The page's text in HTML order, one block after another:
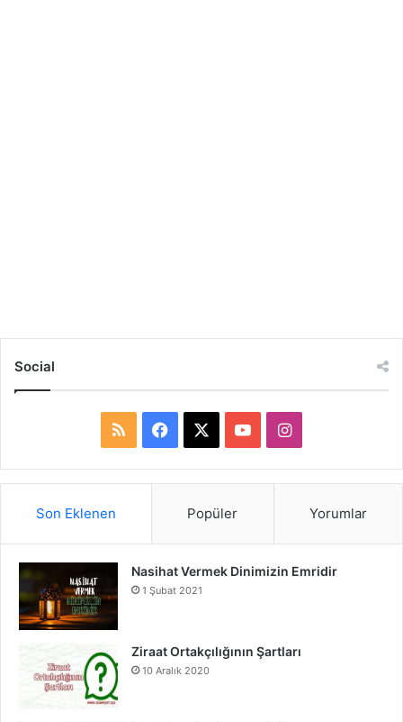
Social
S
a
b
o
o
u
e
I
n
a
r
Son Eklenen Popüler Yorumlar
Nasihat Vermek Dinimizin Emridir
1 Şubat 2021
Ziraat Ortakçılığının Şartları
10 Aralık 2020